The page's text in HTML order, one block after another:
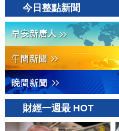
鍵樞紐？｜#財經新聞
│20260805 (三)
今日整點新聞
財經一週最 HOT